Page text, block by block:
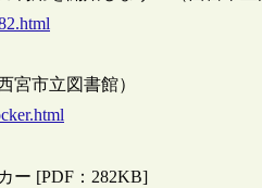
宮市立図書館）
ー [PDF：282KB]